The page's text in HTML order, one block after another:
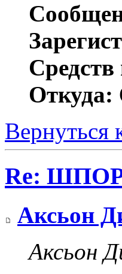
Средств
Откуда:
Вернуться
Re:
Аксьон
Аксьон